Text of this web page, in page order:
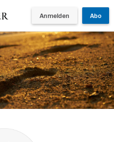
Anmelden Abo